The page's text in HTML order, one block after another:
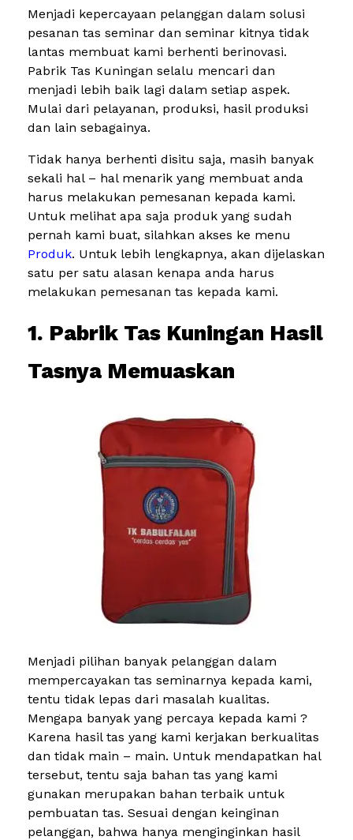
Menjadi kepercayaan pelanggan dalam solusi
pesanan tas seminar dan seminar kitnya tidak
lantas membuat kami berhenti berinovasi.
Pabrik Tas Kuningan selalu mencari dan
menjadi lebih baik lagi dalam setiap aspek.
Mulai dari pelayanan, produksi, hasil produksi
dan lain sebagainya.
Tidak hanya berhenti disitu saja, masih banyak
sekali hal – hal menarik yang membuat anda
harus melakukan pemesanan kepada kami.
Untuk melihat apa saja produk yang sudah
pernah kami buat, silahkan akses ke menu
Produk. Untuk lebih lengkapnya, akan dijelaskan
satu per satu alasan kenapa anda harus
melakukan pemesanan tas kepada kami.
1. Pabrik Tas Kuningan Hasil
Tasnya Memuaskan
Menjadi pilihan banyak pelanggan dalam
mempercayakan tas seminarnya kepada kami,
tentu tidak lepas dari masalah kualitas.
Mengapa banyak yang percaya kepada kami ?
Karena hasil tas yang kami kerjakan berkualitas
dan tidak main – main. Untuk mendapatkan hal
tersebut, tentu saja bahan tas yang kami
gunakan merupakan bahan terbaik untuk
pembuatan tas. Sesuai dengan keinginan
pelanggan, bahwa hanya menginginkan hasil